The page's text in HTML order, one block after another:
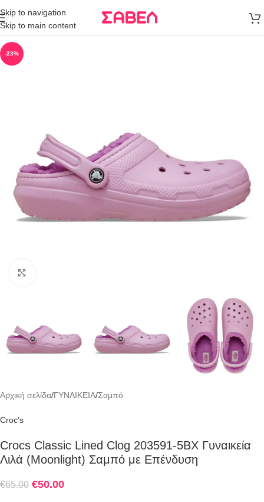
Skip to navigation
Skip to main content
άνω των 80€
Παραγγελία
-23%
Αρχική σελίδα/ΓΥΝΑΙΚΕΙΑ/Σαμπό
Croc’s
Crocs Classic Lined Clog 203591-5BX Γυναικεία
Λιλά (Moonlight) Σαμπό με Επένδυση
€65.00 €50.00